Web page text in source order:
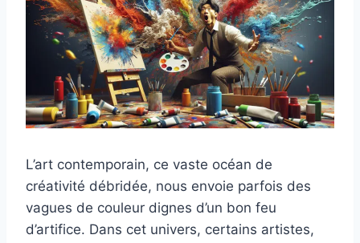
L’art contemporain, ce vaste océan de
créativité débridée, nous envoie parfois des
vagues de couleur dignes d’un bon feu
d’artifice. Dans cet univers, certains artistes,